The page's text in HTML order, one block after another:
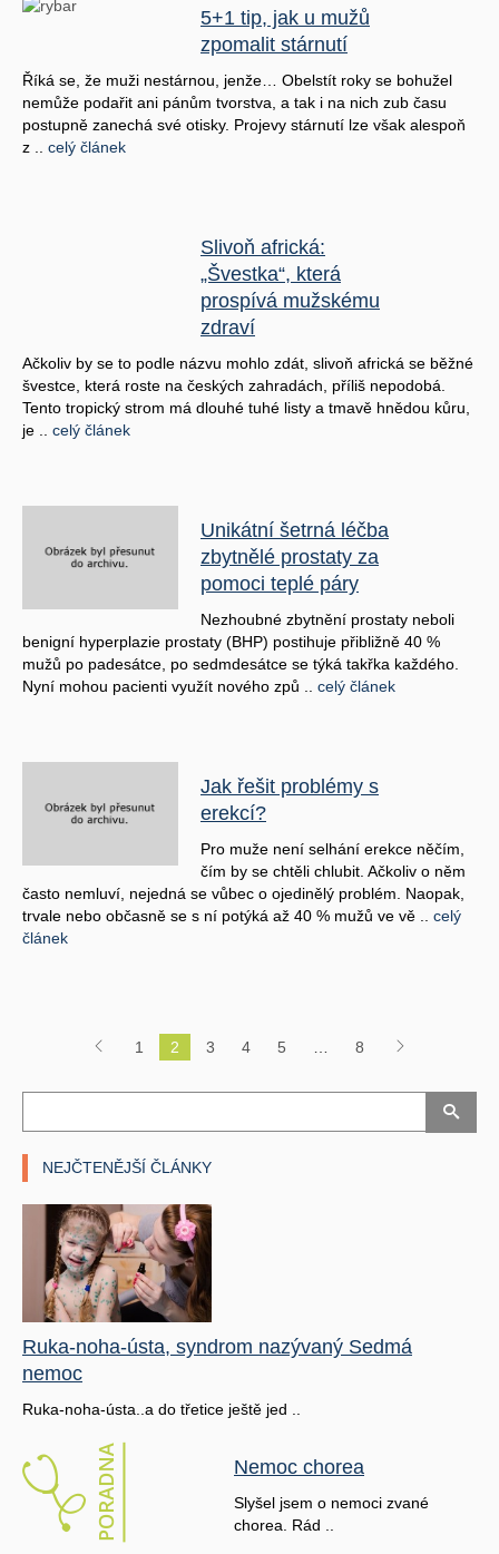
5+1 tip, jak u mužů
zpomalit stárnutí
Říká se, že muži nestárnou, jenže… Obelstít roky se bohužel
nemůže podařit ani pánům tvorstva, a tak i na nich zub času
postupně zanechá své otisky. Projevy stárnutí lze však alespoň
z .. celý článek
Slivoň africká:
„Švestka“, která
prospívá mužskému
zdraví
Ačkoliv by se to podle názvu mohlo zdát, slivoň africká se běžné
švestce, která roste na českých zahradách, příliš nepodobá.
Tento tropický strom má dlouhé tuhé listy a tmavě hnědou kůru,
je .. celý článek
Unikátní šetrná léčba
zbytnělé prostaty za
pomoci teplé páry
Nezhoubné zbytnění prostaty neboli
benigní hyperplazie prostaty (BHP) postihuje přibližně 40 %
mužů po padesátce, po sedmdesátce se týká takřka každého.
Nyní mohou pacienti využít nového způ .. celý článek
Jak řešit problémy s
erekcí?
Pro muže není selhání erekce něčím,
čím by se chtěli chlubit. Ačkoliv o něm
často nemluví, nejedná se vůbec o ojedinělý problém. Naopak,
trvale nebo občasně se s ní potýká až 40 % mužů ve vě .. celý
článek
1 2 3 4 5 8
NEJČTENĚJŠÍ ČLÁNKY
Ruka-noha-ústa, syndrom nazývaný Sedmá
nemoc
Ruka-noha-ústa..a do třetice ještě jed ..
Nemoc chorea
Slyšel jsem o nemoci zvané
chorea. Rád ..